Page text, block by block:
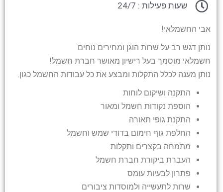
שעות פעילות : 24/7
אבי החשמלאי!
נותן דגש רב על שרות הוגן ומחירים נוחים
חשמלאי מוסמך בעל רישיון מאושר חברת חשמל!
נותן מענה לכלל התקלות ומבצע את כל עבודות החשמל כגון.
התקנה ושיקום לוחות
הוספת נקודות חשמל ומאור
התקנת גופי תאורה
החלפת גוף חימום בדודי שמש וחשמל
מתמחה בקצרים ותקלות
העברת ביקורת חברת חשמל
פתרון לבעיות עומס
שרות לתעשייה ולמוסדות ציבורים